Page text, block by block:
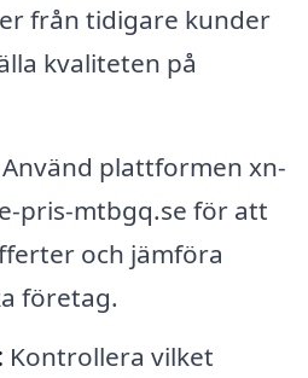
från tidigare kunder
kvaliteten på
Använd plattformen xn-
pris-mtbgq.se för att
och jämföra
företag.
Kontrollera vilket